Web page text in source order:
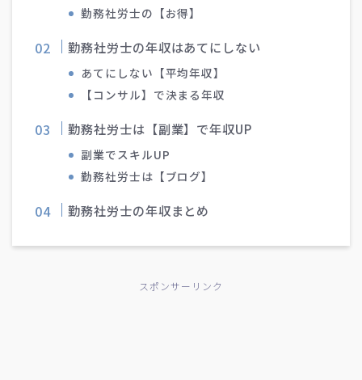
勤務社労士の【お得】
勤務社労士の年収はあてにしない
あてにしない【平均年収】
【コンサル】で決まる年収
勤務社労士は【副業】で年収UP
副業でスキルUP
勤務社労士は【ブログ】
勤務社労士の年収まとめ
スポンサーリンク